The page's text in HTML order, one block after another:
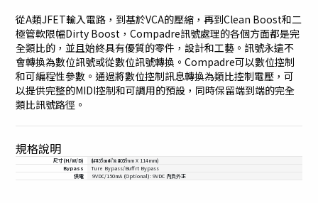
從A類JFET輸入電路，到基於VCA的壓縮，再到Clean Boost和二
極管軟限幅Dirty Boost，Compadre訊號處理的各個方面都是完
全類比的，並且始終具有優質的零件，設計和工藝。訊號永遠不
會轉換為數位訊號或從數位訊號轉換。Compadre可以數位控制
和可編程性參數。通過將數位控制訊息轉換為類比控制電壓，可
以提供完整的MIDI控制和可調用的預設，同時保留端到端的完全
類比訊號路徑。
規格說明
尺寸(H/W/D) 1.75" x 4" x 4.5"
(44.5mm X 102mm X 114mm)
Bypass
Ture Bypass/Buffrt Bypass
供電
9VDC/150mA (Optional): 9VDC 內負外正